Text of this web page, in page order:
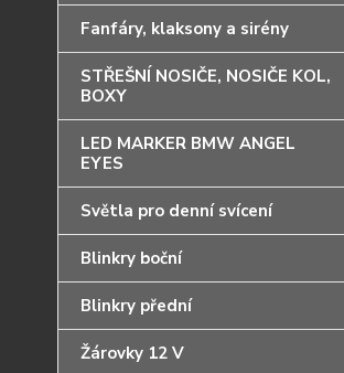
Fanfáry, klaksony a sirény
STŘEŠNÍ NOSIČE, NOSIČE KOL,
BOXY
LED MARKER BMW ANGEL
EYES
Světla pro denní svícení
Blinkry boční
Blinkry přední
Žárovky 12 V